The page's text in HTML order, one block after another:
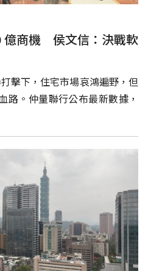
億商機 侯文信：決戰軟
擊下，住宅市場哀鴻遍野，但
路。仲量聯行公布最新數據，